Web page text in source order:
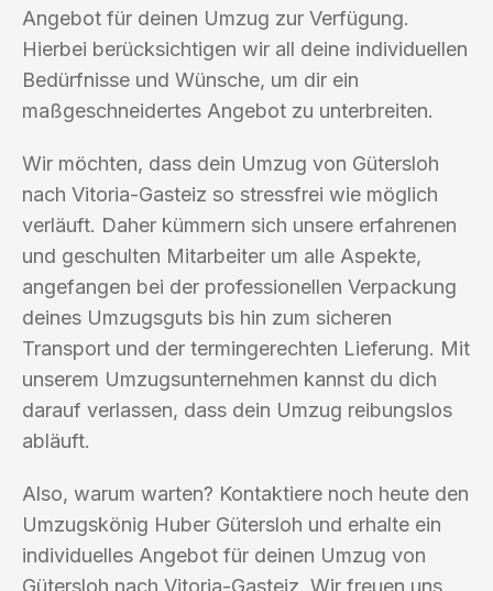
Angebot für deinen Umzug zur Verfügung.
Hierbei berücksichtigen wir all deine individuellen
Bedürfnisse und Wünsche, um dir ein
maßgeschneidertes Angebot zu unterbreiten.
Wir möchten, dass dein Umzug von Gütersloh
nach Vitoria-Gasteiz so stressfrei wie möglich
verläuft. Daher kümmern sich unsere erfahrenen
und geschulten Mitarbeiter um alle Aspekte,
angefangen bei der professionellen Verpackung
deines Umzugsguts bis hin zum sicheren
Transport und der termingerechten Lieferung. Mit
unserem Umzugsunternehmen kannst du dich
darauf verlassen, dass dein Umzug reibungslos
abläuft.
Also, warum warten? Kontaktiere noch heute den
Umzugskönig Huber Gütersloh und erhalte ein
individuelles Angebot für deinen Umzug von
Gütersloh nach Vitoria-Gasteiz. Wir freuen uns